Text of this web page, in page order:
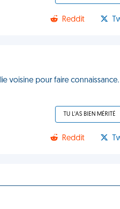
Reddit
voisine pour faire
TU L'AS BIEN MÉRITÉ
Reddit